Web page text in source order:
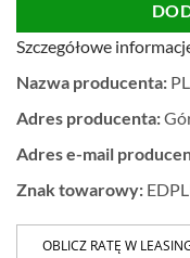
Szczegółowe
Nazwa producenta:
Adres producenta:
Adres e-mail
Znak towarowy: